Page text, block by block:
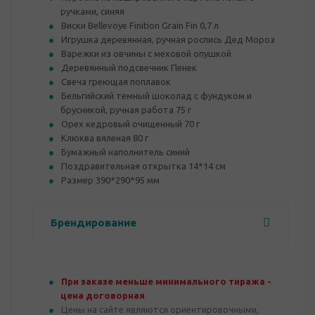
ручками, синяя
Виски Bellevoye Finition Grain Fin 0,7 л
Игрушка деревянная, ручная роспись Дед Мороз
Варежки из овчины с меховой опушкой
Деревянный подсвечник Пенек
Свеча греющая поплавок
Бельгийский темный шоколад с фундуком и
брусникой, ручная работа 75 г
Орех кедровый очищенный 70 г
Клюква вяленая 80 г
Бумажный наполнитель синий
Поздравительная открытка 14*14 см
Размер 390*290*95 мм
Брендирование
При заказе меньше минимального тиража -
цена договорная
Цены на сайте являются ориентировочными,